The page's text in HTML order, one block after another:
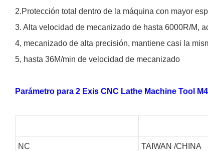
2.Protección total dentro de la máquina con mayor
3. Alta velocidad de mecanizado de hasta 6000R/M,
4, mecanizado de alta precisión, mantiene casi la
5, hasta 36M/min de velocidad de mecanizado
Parámetro para 2 Exis CNC Lathe Machine Tool
NC TAIWAN /CHINA